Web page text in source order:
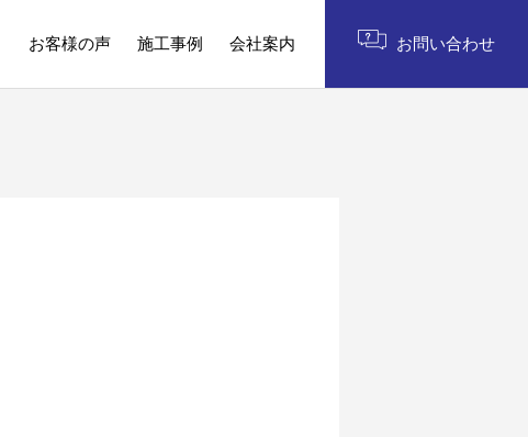
お客様の声 施工事例 会社案内 お問い合わせ